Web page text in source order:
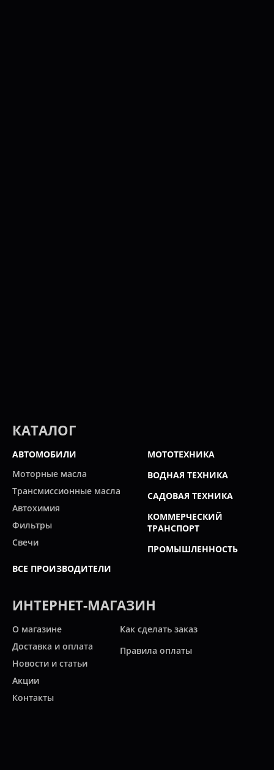
КАТАЛОГ
АВТОМОБИЛИ
Моторные масла
Трансмиссионные масла
Автохимия
Фильтры
Свечи
ВСЕ ПРОИЗВОДИТЕЛИ
МОТОТЕХНИКА
ВОДНАЯ ТЕХНИКА
САДОВАЯ ТЕХНИКА
КОММЕРЧЕСКИЙ
ТРАНСПОРТ
ПРОМЫШЛЕННОСТЬ
ИНТЕРНЕТ-МАГАЗИН
О магазине
Доставка и оплата
Новости и статьи
Акции
Контакты
Как сделать заказ
Правила оплаты